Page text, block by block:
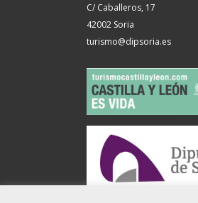
C/ Caballeros, 17
42002 Soria
turismo@dipsoria.es